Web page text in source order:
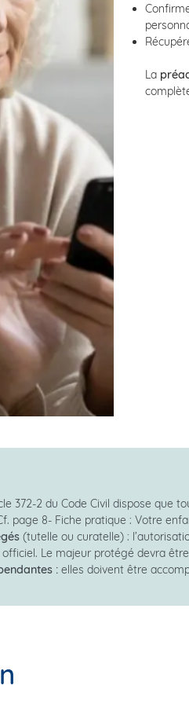
La
372-2 du Code Civil dispose que
page 8- Fiche pratique : Votre
(tutelle ou curatelle) :
Le majeur protégé devra
:elles doivent être